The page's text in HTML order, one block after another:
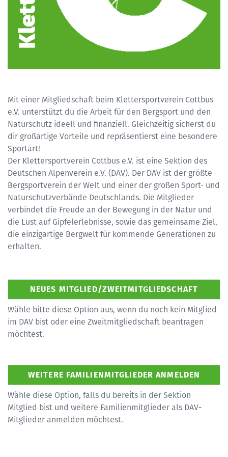
Mit einer Mitgliedschaft beim Klettersportverein Cottbus
e.V. unterstützt du die Arbeit für den Bergsport und den
Naturschutz ideell und finanziell. Gleichzeitig sicherst du
dir großartige Vorteile und repräsentierst eine besondere
Sportart!
Der Klettersportverein Cottbus e.V. ist eine Sektion des
Deutschen Alpenverein e.V. (DAV). Der DAV ist der größte
Bergsportverein der Welt und einer der großen Sport- und
Naturschutzverbände Deutschlands. Die Mitglieder
verbindet die Freude an der Bewegung in der Natur und
die Lust auf Gipfelerlebnisse, sowie das gemeinsame Ziel,
die einzigartige Bergwelt für kommende Generationen zu
erhalten.
Wähle bitte diese Option aus, wenn du noch kein Mitglied
im DAV bist oder eine Zweitmitgliedschaft beantragen
möchtest.
Wähle diese Option, falls du bereits in der Sektion
Mitglied bist und weitere Familienmitglieder als DAV-
Mitglieder anmelden möchtest.